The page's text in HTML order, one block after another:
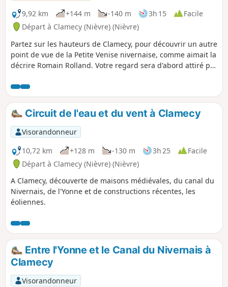
9,92 km
+144 m -140 m 3h 15
Facile
Départ à Clamecy (Nièvre) (Nièvre)
Partez sur les hauteurs de Clamecy, pour découvrir un autre
point de vue de la Petite Venise nivernaise, comme aimait la
décrire Romain Rolland. Votre regard sera d'abord attiré par
Bethléem, souvenir de l'évêché, exilé à Clamecy au XIIIe
siècle. Depuis Sembert, Clamecy et son centre historique
médiéval semblent nichés au creux d'une nature luxuriante,
traversée par l'Yonne et le canal du Nivernais, l'un des plus
beaux canaux d'Europe.
Circuit de l'eau et du vent à Clamecy
Visorandonneur
10,72 km
+128 m -130 m 3h 25
Facile
Départ à Clamecy (Nièvre) (Nièvre)
A Clamecy, découverte de maisons médiévales, du canal du
Nivernais, de l'Yonne et de constructions récentes, les
éoliennes.
Entre l'Yonne et le Canal du Nivernais à
Clamecy
Visorandonneur